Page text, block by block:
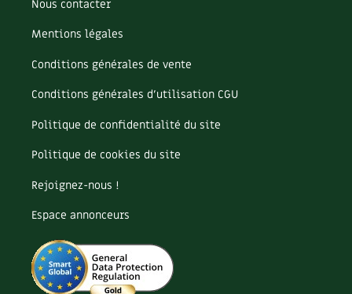
Poules
Prairie fleurie
Purin
Recette
Récup'
Réparation
Reproduction
Restauration
Rocaille
Ronce (ou mûre de jardin)
Roquette
Nous contacter
Mentions légales
Conditions générales de vente
Conditions générales d’utilisation CGU
Politique de confidentialité du site
Politique de cookies du site
Rejoignez-nous !
Espace annonceurs